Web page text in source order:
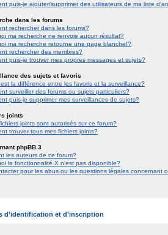
puis-je ajouter/supprimer des utilisateurs de ma liste
dans les forums
rechercher dans les forums?
ma recherche ne renvoie aucun résultat?
ma recherche retourne une page blanche!?
rechercher des membres?
puis-je trouver mes propres messages et sujets?
des sujets et favoris
la différence entre les favoris et la surveillance?
surveiller des forums ou sujets particuliers?
puis-je supprimer mes surveillances de sujets?
joints
joints sont autorisés sur ce forum?
trouver tous mes fichiers joints?
phpBB 3
les auteurs de ce forum?
la fonctionnalité X n’est pas disponible?
pour les abus ou les questions légales concernant
d’identification et d’inscription